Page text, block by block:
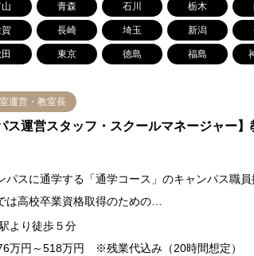
青森 石川 栃木
長崎 埼玉 新潟
東京 徳島 福島
運営・教室長
ス運営スタッフ・スクールマネージャー
パスに通学する「通学コース」のキャンパス職員
は高校卒業資格取得のための…
より徒歩５分
万円～518万円 ※残業代込み（20時間想定）